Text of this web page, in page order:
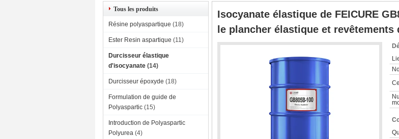
imperméabilisation
Tous les produits
Résine polyaspartique (18)
Ester Resin aspartique (11)
Durcisseur élastique
d'isocyanate (14)
Durcisseur époxyde (18)
Formulation de guide de
Polyaspartic (15)
Introduction de Polyaspartic
Polyurea (4)
Isocyanate élastique de FEICURE
le plancher élastique et